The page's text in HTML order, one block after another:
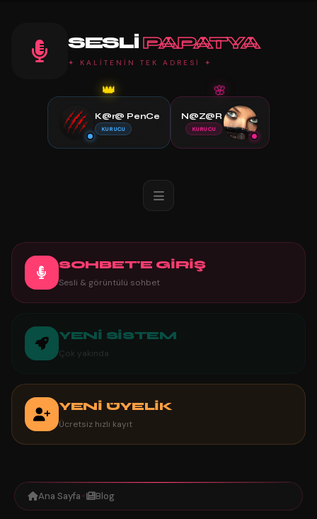
SESLI PAPATYA
✦ KALİTENİN TEK ADRESİ ✦
👑
K@r@ PenCe
KURUCU
🌸
N@Z@R
KURUCU
SOHBET'E GİRİŞ
Sesli & görüntülü sohbet
YENİ SİSTEM
Çok yakında
YENİ ÜYELİK
Ücretsiz hızlı kayıt
Ana Sayfa ✦ Blog